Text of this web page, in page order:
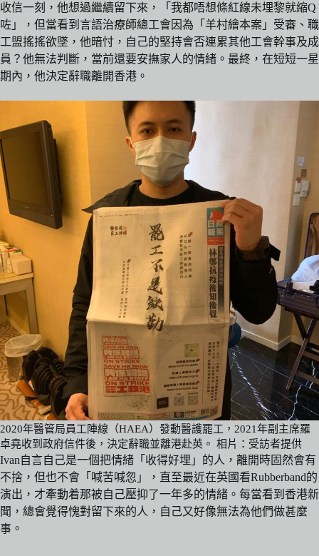
收信一刻，他想過繼續留下來，「我都唔想條紅線未埋黎就縮Q
咗」，但當看到言語治療師總工會因為「羊村繪本案」受審、職
工盟搖搖欲墜，他暗忖，自己的堅持會否連累其他工會幹事及成
員？他無法判斷，當前還要安撫家人的情緒。最終，在短短一星
期內，他決定辭職離開香港。
2020年醫管局員工陣線（HAEA）發動醫護罷工，2021年副主席羅
卓堯收到政府信件後，決定辭職並離港赴英。 相片：受訪者提供
Ivan自言自己是一個把情緒「收得好埋」的人，離開時固然會有
不捨，但也不會「喊苦喊忽」，直至最近在英國看Rubberband的
演出，才牽動着那被自己壓抑了一年多的情緒。每當看到香港新
聞，總會覺得愧對留下來的人，自己又好像無法為他們做甚麼
事。